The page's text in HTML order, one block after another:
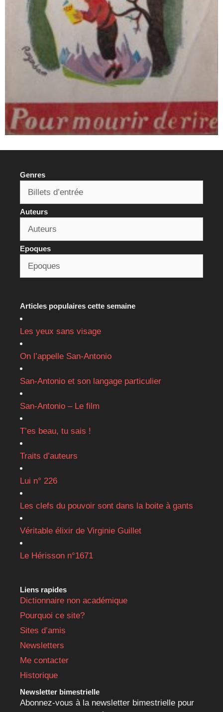
Genres
Auteurs
Epoques
Articles populaires cette semaine
Les yeux sans visage
On l’appelle San-Antonio
San-Antonio et son langage particulier
San-Antonio – Le film
T’es beau, tu sais !
Traits d’auteurs
Lui n° 226
Les clefs du pouvoir sont dans la boite à gants
Véritable élixir de Virginie Guillet
Le Hérisson n°1671
Liens rapides
Dictionnaire non académique
Pourquoi ce site?
Sites d’amis
Newsletters
Me contacter
Historique
Newsletter bimestrielle
Abonnez-vous à la newsletter bimestrielle pour